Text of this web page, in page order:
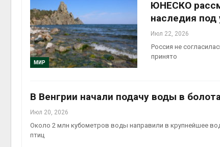
МИР
ЮНЕСКО
наследия под
Июл 22, 2026
Россия не
принято
В Венгрии начали подачу воды в
Июл 20, 2026
Около 2 млн кубометров воды направили в крупнейшее
птиц
климата»: исследование
экологических расчётов
Авг 5, 2026